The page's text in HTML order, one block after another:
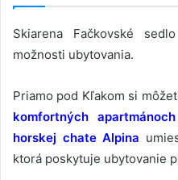
Skiarena Fačkovské
možnosti ubytovania.
Priamo pod Kľakom si
komfortných apartmánoch
horskej chate Alpina
ktorá poskytuje ubytovanie